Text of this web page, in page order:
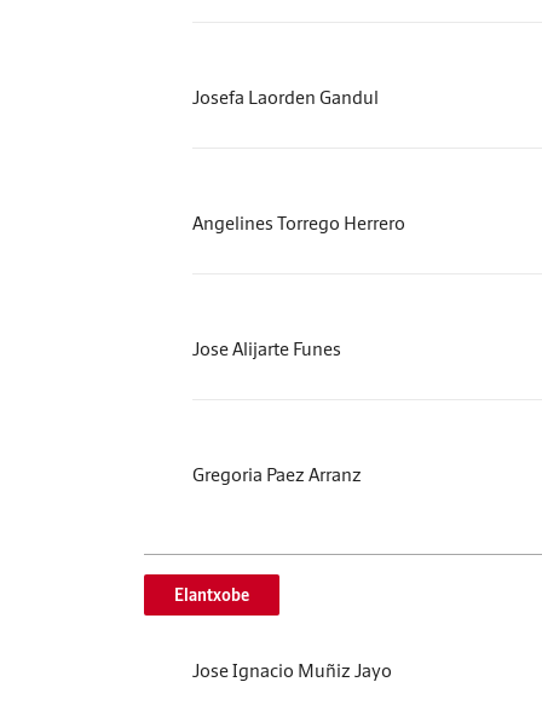
Josefa Laorden Gandul
Angelines Torrego Herrero
Jose Alijarte Funes
Gregoria Paez Arranz
Elantxobe
Jose Ignacio Muñiz Jayo